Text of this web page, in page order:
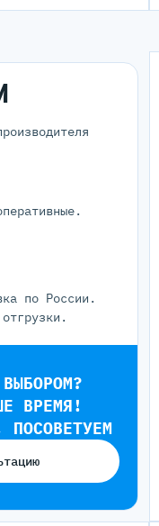
по России.
ВРЕМЯ!
ПОСОВЕТУЕМ